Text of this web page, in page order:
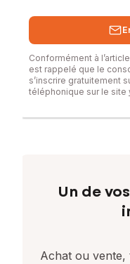
Conformément à
est rappelé que le
s’inscrire gratuitement
téléphonique sur le site
Un de
Achat ou vente,